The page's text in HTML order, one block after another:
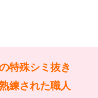
特殊シミ抜き
練された職人